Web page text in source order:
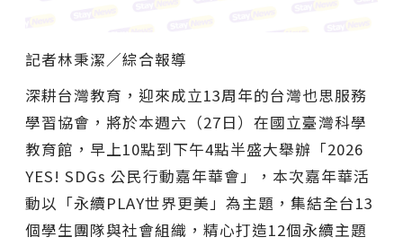
記者林秉潔／綜合報導
深耕台灣教育，迎來成立13周年的台灣也思服務
學習協會，將於本週六（27日）在國立臺灣科學
教育館，早上10點到下午4點半盛大舉辦「2026
YES! SDGs 公民行動嘉年華會」，本次嘉年華活
動以「永續PLAY世界更美」為主題，集結全台13
個學生團隊與社會組織，精心打造12個永續主題